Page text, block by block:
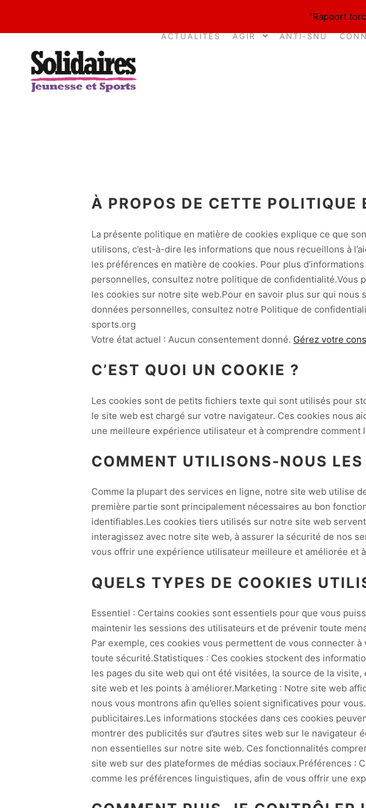
ACTUALITÉS AGIR ANTI-SNU
À PROPOS DE CETTE POLITIQUE
La présente politique en matière de cookies explique ce que
utilisons, c’est-à-dire les informations que nous recueillons à
les préférences en matière de cookies. Pour plus
personnelles, consultez notre politique de confidentialité.Vous
les cookies sur notre site web.Pour en savoir plus sur qui
données personnelles, consultez notre Politique de
sports.org
Votre état actuel : Aucun consentement donné. Gérez votre
C’EST QUOI UN COOKIE ?
Les cookies sont de petits fichiers texte qui sont utilisés pour
le site web est chargé sur votre navigateur. Ces cookies nous
une meilleure expérience utilisateur et à comprendre
COMMENT UTILISONS-NOUS
Comme la plupart des services en ligne, notre site web utilise
première partie sont principalement nécessaires au bon
identifiables.Les cookies tiers utilisés sur notre site web
interagissez avec notre site web, à assurer la sécurité de nos
vous offrir une expérience utilisateur meilleure et améliorée et
QUELS TYPES DE COOKIES
Essentiel : Certains cookies sont essentiels pour que vous
maintenir les sessions des utilisateurs et de prévenir toute
Par exemple, ces cookies vous permettent de vous connecter
toute sécurité.Statistiques : Ces cookies stockent des
les pages du site web qui ont été visitées, la source de la
site web et les points à améliorer.Marketing : Notre site web
nous vous montrons afin qu’elles soient significatives pour
publicitaires.Les informations stockées dans ces cookies
montrer des publicités sur d’autres sites web sur le
non essentielles sur notre site web. Ces fonctionnalités
site web sur des plateformes de médias sociaux.Préférences :
comme les préférences linguistiques, afin de vous offrir une
"Rapport